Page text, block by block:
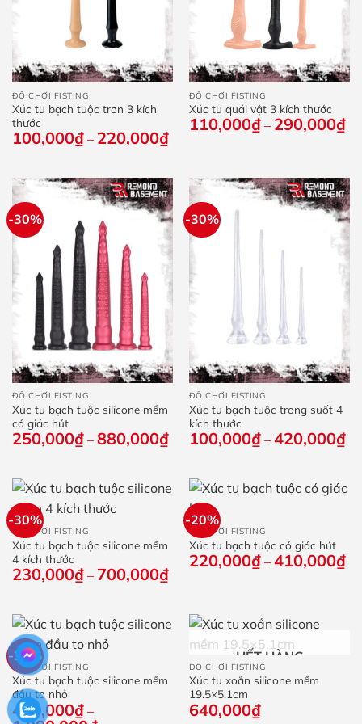
ĐỒ CHƠI FISTING
Xúc tu bạch tuộc trơn 3 kích
thước
100,000₫ – 220,000₫Khoảng
giá:
100,000₫
đến
220,000₫
ĐỒ CHƠI FISTING
Xúc tu quái vật 3 kích thước
110,000₫ – 290,000₫
-30%
ĐỒ CHƠI FISTING
Xúc tu bạch tuộc silicone mềm
có giác hút
250,000₫ – 880,000₫Khoảng
giá:
250,000₫
đến
880,000₫
-30%
ĐỒ CHƠI FISTING
Xúc tu bạch tuộc trong suốt 4
kích thước
100,000₫ – 420,000₫
-30%
ĐỒ CHƠI FISTING
Xúc tu bạch tuộc silicone mềm
4 kích thước
230,000₫ – 700,000₫Khoảng
giá:
230,000₫
đến
700,000₫
-20%
ĐỒ CHƠI FISTING
Xúc tu bạch tuộc có giác hút
220,000₫ – 410,000₫
-30%
ĐỒ CHƠI FISTING
Xúc tu bạch tuộc silicone mềm
đầu to nhỏ
400,000₫ –
HẾT HÀNG
ĐỒ CHƠI FISTING
Xúc tu xoắn silicone mềm
19.5×5.1cm
640,000₫